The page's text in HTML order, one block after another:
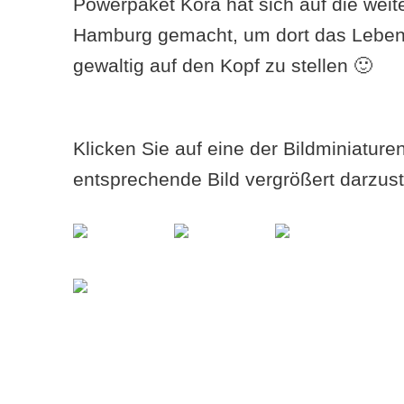
Hamburg gemacht, um dort das
gewaltig auf den Kopf zu stellen 🙂
Klicken Sie auf eine der
entsprechende Bild vergrößert